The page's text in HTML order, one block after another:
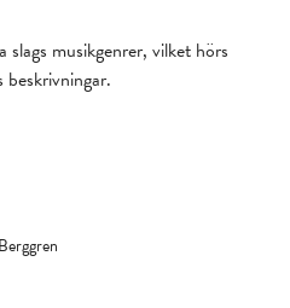
slags musikgenrer, vilket hörs